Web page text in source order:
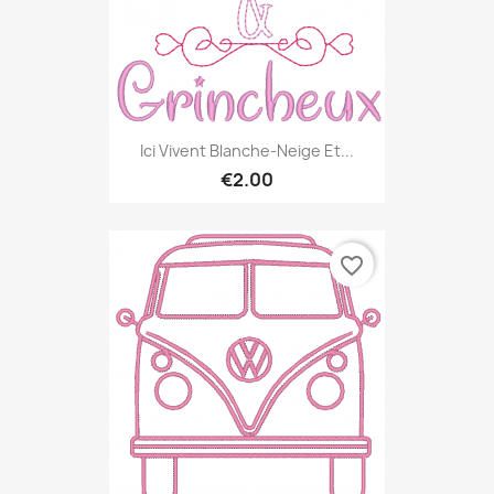
Ici Vivent Blanche-Neige Et...
€2.00
favorite_border